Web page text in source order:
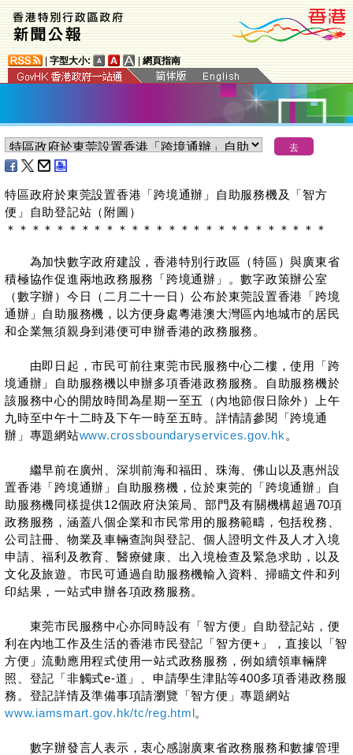
字型大小: 網頁指南
特區政府於東莞設置香港「跨境通辦」自助服務機及「智方
便」自助登記站（附圖）
＊ ＊ ＊ ＊ ＊ ＊ ＊ ＊ ＊ ＊ ＊ ＊ ＊ ＊ ＊ ＊ ＊ ＊ ＊ ＊ ＊ ＊ ＊ ＊ ＊ ＊
​為加快數字政府建設，香港特別行政區（特區）與廣東省
積極協作促進兩地政務服務「跨境通辦」。數字政策辦公室
（數字辦）今日（二月二十一日）公布於東莞設置香港「跨境
通辦」自助服務機，以方便身處粵港澳大灣區內地城市的居民
和企業無須親身到港便可申辦香港的政務服務。
由即日起，市民可前往東莞市民服務中心二樓，使用「跨
境通辦」自助服務機以申辦多項香港政務服務。自助服務機於
該服務中心的開放時間為星期一至五（內地節假日除外）上午
九時至中午十二時及下午一時至五時。詳情請參閱「跨境通
辦」專題網站www.crossboundaryservices.gov.hk 。
繼早前在廣州、深圳前海和福田、珠海、佛山以及惠州設
置香港「跨境通辦」自助服務機，位於東莞的「跨境通辦」自
助服務機同樣提供12個政府決策局、部門及有關機構超過70項
政務服務，涵蓋八個企業和市民常用的服務範疇，包括稅務、
公司註冊、物業及車輛查詢與登記、個人證明文件及人才入境
申請、福利及教育、醫療健康、出入境檢查及緊急求助，以及
文化及旅遊。市民可通過自助服務機輸入資料、掃瞄文件和列
印結果，一站式申辦各項政務服務。
東莞市民服務中心亦同時設有「智方便」自助登記站，便
利在內地工作及生活的香港市民登記「智方便+」，直接以「智
方便」流動應用程式使用一站式政務服務，例如續領車輛牌
照、登記「非觸式e-道」、申請學生津貼等400多項香港政務服
務。登記詳情及準備事項請瀏覽「智方便」專題網站
www.iamsmart.gov.hk/tc/reg.html。
數字辦發言人表示，衷心感謝廣東省政務服務和數據管理